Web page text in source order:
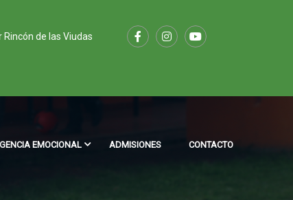
de las Viudas
EMOCIONAL ADMISIONES CONTACTO